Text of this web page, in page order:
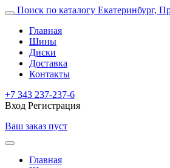
Поиск по каталогу Екатеринбург,
Главная
Шины
Диски
Доставка
Контакты
+7 343 237-237-6
Вход Регистрация
Ваш заказ пуст
Главная